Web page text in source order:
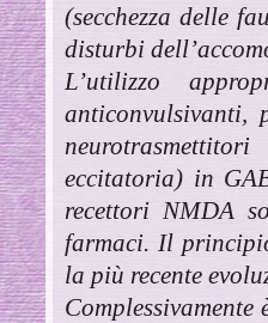
(secchezza delle
disturbi
L’utilizzo
anticonvulsivanti,
eccitatoria) in
recettori NMDA
farmaci. Il
la più recente